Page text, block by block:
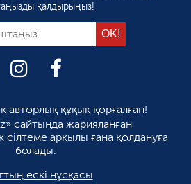
қалдырыңыз!
құқық қорғалған!
сайтында жарияланған
сілтеме арқылы ғана қолдануға
болады.
ескі нұсқасы